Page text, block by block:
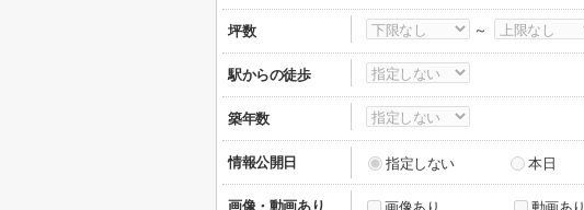
坪数 ～
駅からの徒歩
築年数
情報公開日 指定しない 本日
画像・動画あり